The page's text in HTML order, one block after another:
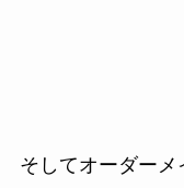
そしてオーダーメ